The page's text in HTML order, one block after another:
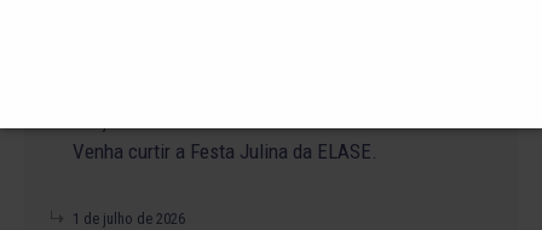
Venha curtir a Festa Julina da ELASE.
1 de julho de 2026